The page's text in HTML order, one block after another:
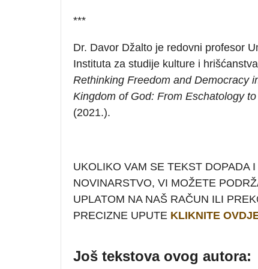
***
Dr. Davor Džalto je redovni profesor
Instituta za studije kulture i
Rethinking Freedom and Democracy
Kingdom of God: From Eschatology
(2021.).
UKOLIKO VAM SE TEKST DOPADA
NOVINARSTVO, VI MOŽETE
UPLATOM NA NAŠ RAČUN ILI
PRECIZNE UPUTE KLIKNITE
Još tekstova ovog autora: